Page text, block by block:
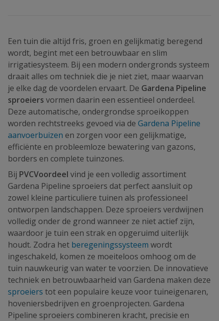
Een tuin die altijd fris, groen en gelijkmatig beregend
wordt, begint met een betrouwbaar en slim
irrigatiesysteem. Bij een modern ondergronds systeem
draait alles om techniek die je niet ziet, maar waarvan
je elke dag de voordelen ervaart. De Gardena Pipeline
sproeiers vormen daarin een essentieel onderdeel.
Deze automatische, ondergrondse sproeikoppen
worden rechtstreeks gevoed via de Gardena Pipeline
aanvoerbuizen en zorgen voor een gelijkmatige,
efficiënte en probleemloze bewatering van gazons,
borders en complete tuinzones.
Bij PVCVoordeel vind je een volledig assortiment
Gardena Pipeline sproeiers dat perfect aansluit op
zowel kleine particuliere tuinen als professioneel
ontworpen landschappen. Deze sproeiers verdwijnen
volledig onder de grond wanneer ze niet actief zijn,
waardoor je tuin een strak en opgeruimd uiterlijk
houdt. Zodra het beregeningssysteem wordt
ingeschakeld, komen ze moeiteloos omhoog om de
tuin nauwkeurig van water te voorzien. De innovatieve
techniek en betrouwbaarheid van Gardena maken deze
sproeiers tot een populaire keuze voor tuineigenaren,
hoveniersbedrijven en groenprojecten. Gardena
Pipeline sproeiers combineren kracht, precisie en